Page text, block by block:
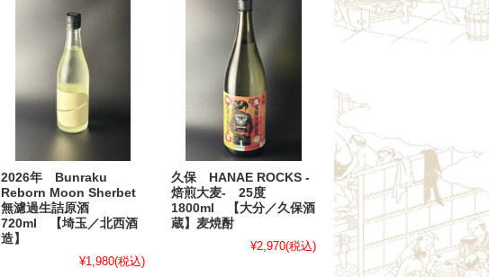
2026年 Bunraku
Reborn Moon Sherbet
無濾過生詰原酒
720ml 【埼玉／北西酒
造】
¥1,980(税込)
久保 HANAE ROCKS -
焙煎大麦- 25度
1800ml 【大分／久保酒
蔵】麦焼酎
¥2,970(税込)